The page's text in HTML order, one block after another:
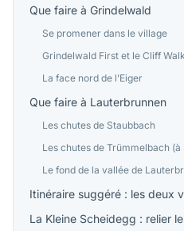
Que faire à Grindelwald
Se promener dans le village
Grindelwald First et le Cliff Walk
La face nord de l’Eiger
Que faire à Lauterbrunnen
Les chutes de Staubbach
Les chutes de Trümmelbach
Le fond de la vallée de
Itinéraire suggéré : les deux
La Kleine Scheidegg : relier